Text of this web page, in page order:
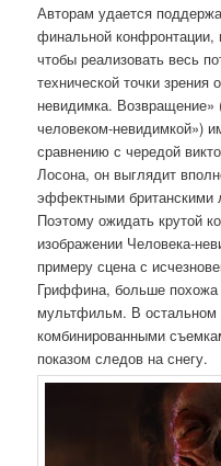
Авторам удается
финальной
чтобы реализовать весь
технической точки зрения
невидимка. Возвращение»
человеком-невидимкой»)
сравнению с чередой
Лосона, он выглядит
эффектными британскими
Поэтому ожидать крутой
изображении Человека-
примеру сцена с
Гриффина, больше похожа
мультфильм. В остальном
комбинированными
показом следов на снегу.